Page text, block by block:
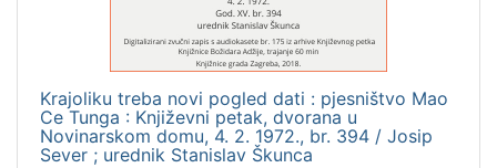
Krajoliku treba novi pogled dati : pjesništvo Mao
Ce Tunga : Književni petak, dvorana u
Novinarskom domu, 4. 2. 1972., br. 394 / Josip
Sever ; urednik Stanislav Škunca